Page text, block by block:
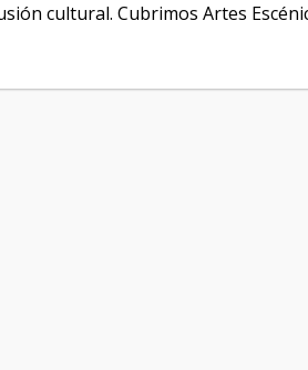
cultural. Cubrimos Artes